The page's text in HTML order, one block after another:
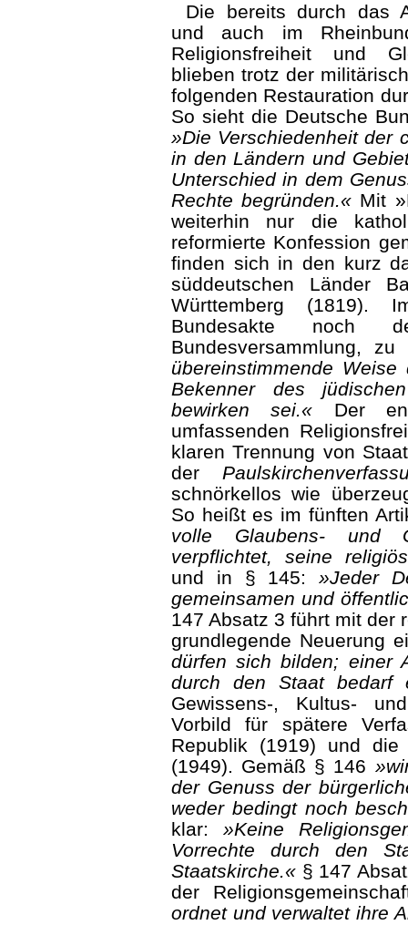
Die bereits durch das
und auch im
Religionsfreiheit und
blieben trotz der
folgenden Restauration
So sieht die Deutsche
»Die Verschiedenheit der
in den Ländern und
Unterschied in dem
Rechte begründen.« Mit
weiterhin nur die
reformierte Konfession
finden sich in den kurz
süddeutschen Länder
Württemberg (1819).
Bundesakte noch
Bundesversammlung,
übereinstimmende
Bekenner des
bewirken sei.« Der
umfassenden
klaren Trennung von
der
schnörkellos wie
So heißt es im fünften
volle Glaubens- und
verpflichtet, seine
und in § 145:»Je­der
gemeinsamen und
147 Absatz 3 führt mit der
grundlegende Neue­rung
dürfen sich bilden; einer
durch den Staat bedarf
Gewissens-, Kultus-
Vorbild für spätere
Republik (1919) und die
(1949). Gemäß § 146
der Genuss der
weder bedingt noch
klar:»Keine
Vorrechte durch den
Staatskirche.« § 147
der
ordnet und verwaltet ihre